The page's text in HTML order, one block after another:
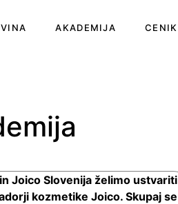
AKADEMIJA CENIK
Joico Slovenija želimo ustvariti
kozmetike Joico. Skupaj se